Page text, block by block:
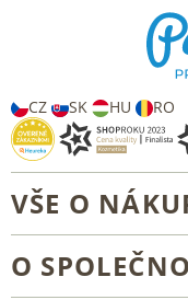
CZ SK HU RO
VŠE O
Velkoobchod a
O